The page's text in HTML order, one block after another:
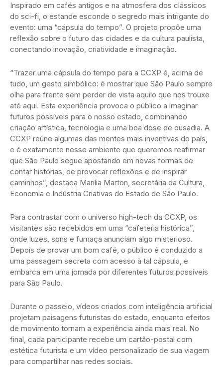
Inspirado em cafés antigos e na atmosfera dos clássicos
do sci-fi, o estande esconde o segredo mais intrigante do
evento: uma “cápsula do tempo”. O projeto propõe uma
reflexão sobre o futuro das cidades e da cultura paulista,
conectando inovação, criatividade e imaginação.
“Trazer uma cápsula do tempo para a CCXP é, acima de
tudo, um gesto simbólico: é mostrar que São Paulo sempre
olha para frente sem perder de vista aquilo que nos trouxe
até aqui. Esta experiência provoca o público a imaginar
futuros possíveis para o nosso estado, combinando
criação artística, tecnologia e uma boa dose de ousadia. A
CCXP reúne algumas das mentes mais inventivas do país,
e é exatamente nesse ambiente que queremos reafirmar
que São Paulo segue apostando em novas formas de
contar histórias, de provocar reflexões e de inspirar
caminhos”, destaca Marilia Marton, secretária da Cultura,
Economia e Indústria Criativas do Estado de São Paulo.
Para contrastar com o universo high-tech da CCXP, os
visitantes são recebidos em uma “cafeteria histórica”,
onde luzes, sons e fumaça anunciam algo misterioso.
Depois de provar um bom café, o público é conduzido a
uma passagem secreta com acesso à tal cápsula, e
embarca em uma jornada por diferentes futuros possíveis
para São Paulo.
Durante o passeio, vídeos criados com inteligência artificial
projetam paisagens futuristas do estado, enquanto efeitos
de movimento tornam a experiência ainda mais real. No
final, cada participante recebe um cartão-postal com
estética futurista e um vídeo personalizado de sua viagem
para compartilhar nas redes sociais.